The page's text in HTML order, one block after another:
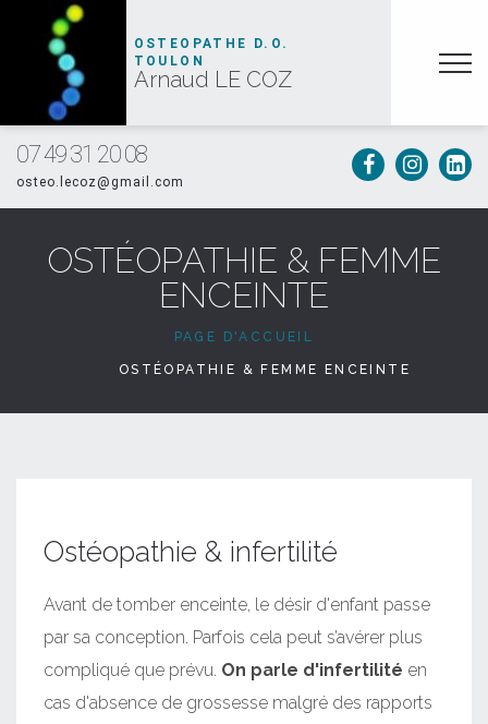
OSTEOPATHE D.O.
TOULON
Arnaud LE COZ
07 49 31 20 08
osteo.lecoz@gmail.com
OSTÉOPATHIE & FEMME
ENCEINTE
PAGE D'ACCUEIL
OSTÉOPATHIE & FEMME ENCEINTE
Ostéopathie & infertilité
Avant de tomber enceinte, le désir d'enfant passe
par sa conception. Parfois cela peut s’avérer plus
compliqué que prévu. On parle d'infertilité en
cas d'absence de grossesse malgré des rapports